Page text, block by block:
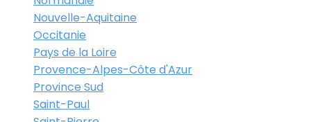
Nouvelle-Aquitaine
Occitanie
Pays de la Loire
Provence-Alpes-Côte d'Azur
Province Sud
Saint-Paul